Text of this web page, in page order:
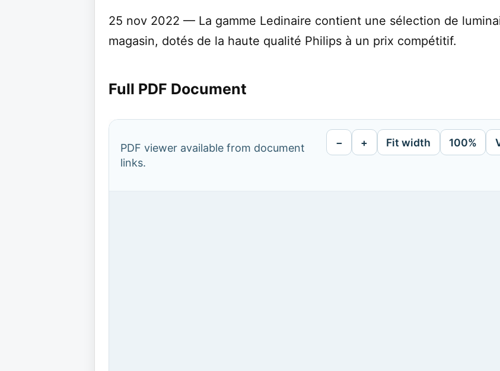
25 nov 2022 — La gamme Ledinaire contient une sélection de
magasin, dotés de la haute qualité Philips à un prix compétitif.
Full PDF Document
PDF viewer available from document
links.
− + Fit width 100%